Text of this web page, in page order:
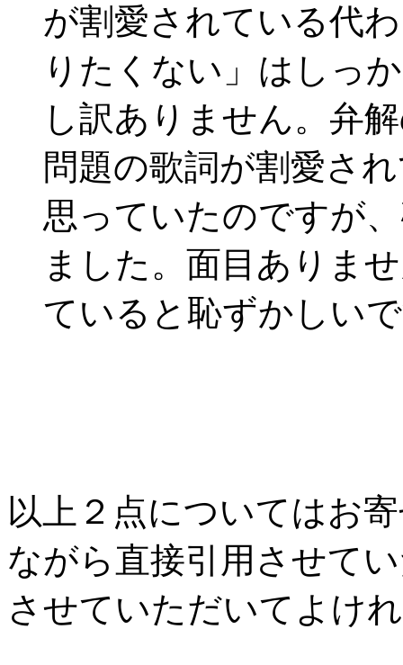
が割愛されている代
りたくない」はしっ
し訳ありません。弁
問題の歌詞が割愛さ
思っていたのですが
ました。面目ありま
ていると恥ずかしい
以上２点についてはお
ながら直接引用させて
させていただいてよけ